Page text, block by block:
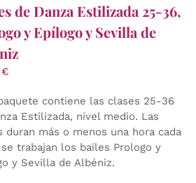
de Danza Estilizada 25-36,
y Epílogo y Sevilla de
€
contiene las clases 25-36
Estilizada, nivel medio. Las
duran más o menos una hora cada
trabajan los bailes Prologo y
y Sevilla de Albéniz.